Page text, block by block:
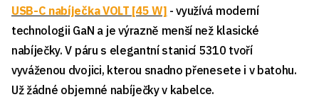
USB-C nabíječka VOLT [45 W] - využívá moderní
technologii GaN a je výrazně menší než klasické
nabíječky. V páru s elegantní stanicí 5310 tvoří
vyváženou dvojici, kterou snadno přenesete i v batohu.
Už žádné objemné nabíječky v kabelce.